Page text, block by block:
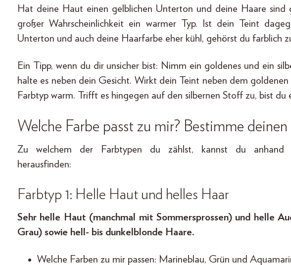
Hat deine Haut einen gelblichen Unterton und deine Haare
großer Wahrscheinlichkeit ein warmer Typ. Ist dein Teint
Unterton und auch deine Haarfarbe eher kühl, gehörst du farblich
Ein Tipp, wenn du dir unsicher bist: Nimm ein goldenes und ein
halte es neben dein Gesicht. Wirkt dein Teint neben dem
Farbtyp warm. Trifft es hingegen auf den silbernen Stoff zu, bist du
Welche Farbe passt zu mir? Bestimme
Zu welchem der Farbtypen du zählst, kannst du anhand
herausfinden:
Farbtyp 1: Helle Haut und helles Haar
Sehr helle Haut (manchmal mit Sommersprossen) und helle
Grau) sowie hell- bis dunkelblonde Haare.
Welche Farben zu mir passen: Marineblau, Grün und